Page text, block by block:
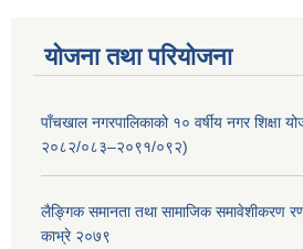
योजना तथा परियोजना
पाँचखाल नगरपालिकाको १० वर्षीय नगर शिक्षा
२०८२/०८३–२०९१/०९२)
लैङ्गिक समानता तथा सामाजिक समावेशीकरण
काभ्रे २०७९